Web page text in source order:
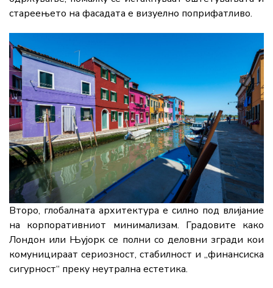
стареењето на фасадата е визуелно поприфатливо.
Второ, глобалната архитектура е силно под влијание
на корпоративниот минимализам. Градовите како
Лондон или Њујорк се полни со деловни згради кои
комуницираат сериозност, стабилност и „финансиска
сигурност“ преку неутрална естетика.